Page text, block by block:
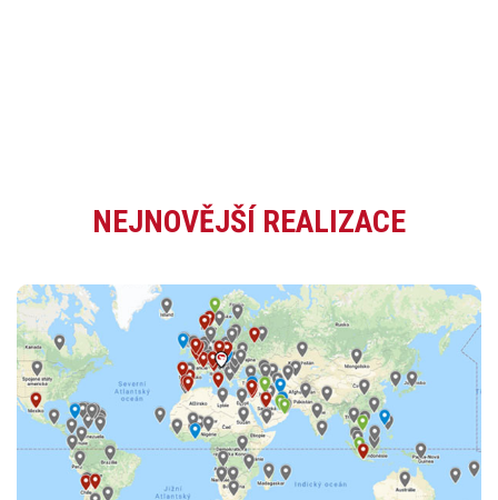
NEJNOVĚJŠÍ REALIZACE